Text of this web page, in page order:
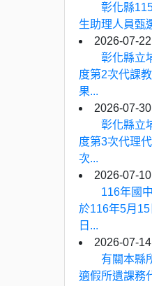
彰化縣
生助理人員甄
2026-07-22
彰化縣立
度第2次代課
果...
2026-07-30
彰化縣立
度第3次代理
次...
2026-07-10
116年國
於116年5月
日...
2026-07-14
有關本縣
適假所遺課務